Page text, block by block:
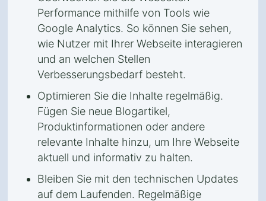
Performance mithilfe von Tools wie
Google Analytics. So können Sie sehen,
wie Nutzer mit Ihrer Webseite interagieren
und an welchen Stellen
Verbesserungsbedarf besteht.
Optimieren Sie die Inhalte regelmäßig.
Fügen Sie neue Blogartikel,
Produktinformationen oder andere
relevante Inhalte hinzu, um Ihre Webseite
aktuell und informativ zu halten.
Bleiben Sie mit den technischen Updates
auf dem Laufenden. Regelmäßige